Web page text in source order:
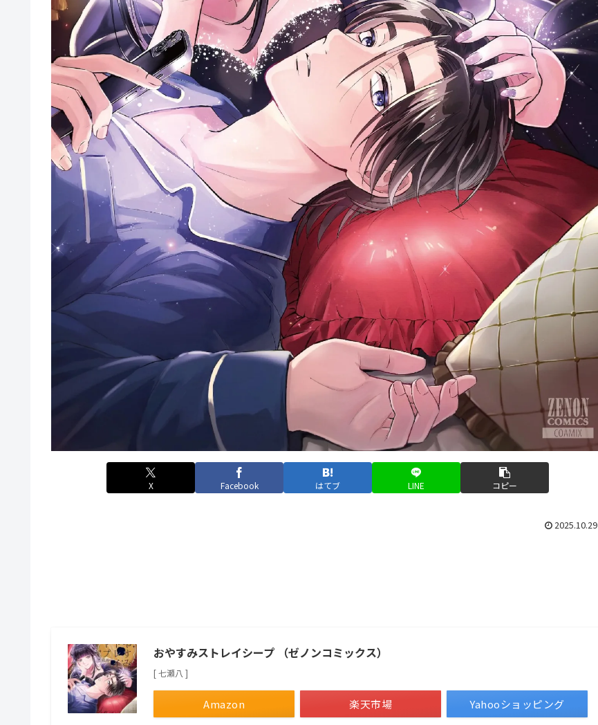
X Facebook はてブ LINE コピー
2025.10.29
おやすみストレイシープ （ゼノンコミックス）
[ 七瀬八 ]
Amazon 楽天市場 Yahooショッピング